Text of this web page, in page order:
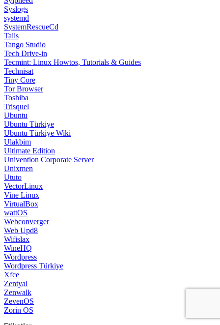
Syslogs
systemd
SystemRescueCd
Tails
Tango Studio
Tech Drive-in
Tecmint: Linux Howtos, Tutorials & Guides
Technisat
Tiny Core
Tor Browser
Toshiba
Trisquel
Ubuntu
Ubuntu Türkiye
Ubuntu Türkiye Wiki
Ulakbim
Ultimate Edition
Univention Corporate Server
Unixmen
Ututo
VectorLinux
Vine Linux
VirtualBox
wattOS
Webconverger
Web Upd8
Wifislax
WineHQ
Wordpress
Wordpress Türkiye
Xfce
Zentyal
Zenwalk
ZevenOS
Zorin OS